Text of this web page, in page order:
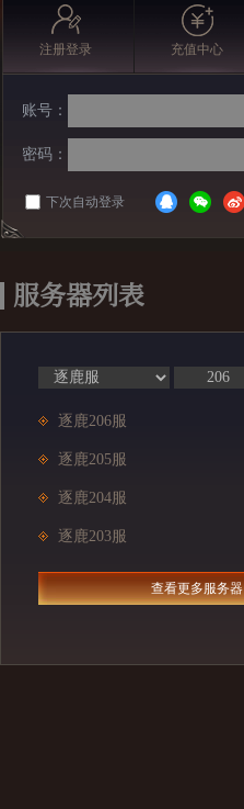
注册登录 充值中心
账号：
密码：
下次自动登录
服务器列表
逐鹿206服
逐鹿205服
逐鹿204服
逐鹿203服
查看更多服务器